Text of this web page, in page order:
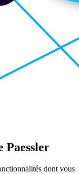
Paessler
dont vous